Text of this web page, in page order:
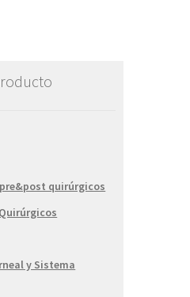
quirúrgicos
y Sistema